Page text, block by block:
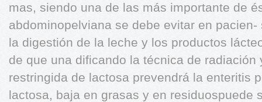
mas, siendo una de las más importante de
abdominopelviana se debe evitar en
la digestión de la leche y los productos
de que una dificando la técnica de
restringida de lactosa prevendrá la enteritis
lactosa, baja en grasas y en residuospuede